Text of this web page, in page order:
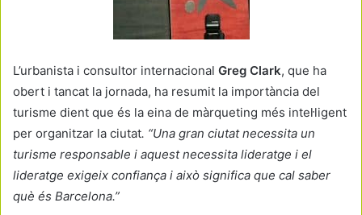
L’urbanista i consultor internacional Greg Clark, que ha
obert i tancat la jornada, ha resumit la importància del
turisme dient que és la eina de màrqueting més intel·ligent
per organitzar la ciutat. “Una gran ciutat necessita un
turisme responsable i aquest necessita lideratge i el
lideratge exigeix confiança i això significa que cal saber
què és Barcelona.”